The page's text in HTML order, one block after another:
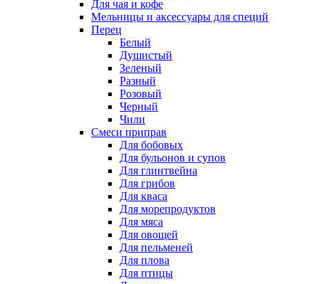
Для чая и кофе
Мельницы и аксессуары для специй
Перец
Белый
Душистый
Зеленый
Разный
Розовый
Черный
Чили
Смеси приправ
Для бобовых
Для бульонов и супов
Для глинтвейна
Для грибов
Для кваса
Для морепродуктов
Для мяса
Для овощей
Для пельменей
Для плова
Для птицы